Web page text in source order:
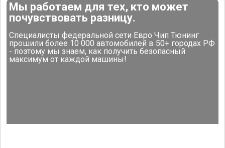
Мы работаем для тех, кто может
почувствовать разницу.
Специалисты федеральной сети Евро Чип Тюнинг
прошили более 10 000 автомобилей в 50+ городах РФ
- поэтому мы знаем, как получить безопасный
максимум от каждой машины!